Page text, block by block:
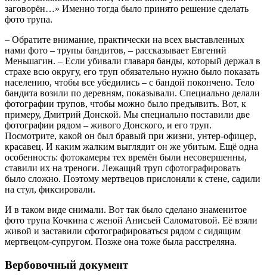
заговорён…» Именно тогда было принято решение сделать
фото трупа.
– Обратите внимание, практически на всех выставленных
нами фото – трупы бандитов, – рассказывает Евгений
Меньшагин. – Если убивали главаря банды, который держал в
страхе всю округу, его труп обязательно нужно было показать
населению, чтобы все убедились – с бандой покончено. Тело
бандита возили по деревням, показывали. Специально делали
фотографии трупов, чтобы можно было предъявить. Вот, к
примеру, Дмитрий Донской. Мы специально поставили две
фотографии рядом – живого Донского, и его труп.
Посмотрите, какой он был бравый при жизни, унтер-офицер,
красавец. И каким жалким выглядит он же убитым. Ещё одна
особенность: фотокамеры тех времён были несовершенны,
ставили их на треноги. Лежащий труп сфотографировать
было сложно. Поэтому мертвецов прислоняли к стене, садили
на стул, фиксировали.
И в таком виде снимали. Вот так было сделано знаменитое
фото трупа Кочкина с женой Анисьей Саломатовой. Её взяли
живой и заставили сфотографироваться рядом с сидящим
мертвецом-супругом. Позже она тоже была расстреляна.
Вербовочный документ